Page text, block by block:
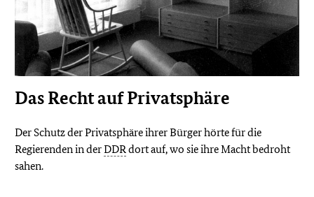
Das Recht auf Privatsphäre
Der Schutz der Privatsphäre ihrer Bürger hörte für die
Regierenden in derDDRdort auf, wo sie ihre Macht bedroht
sahen.